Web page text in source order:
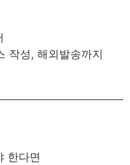
작성, 해외발송까지
한다면